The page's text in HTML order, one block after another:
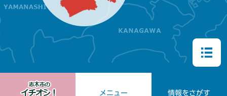
メニュー 情報をさがす